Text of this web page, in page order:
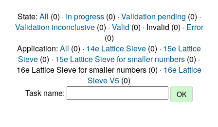
State: All (0) · In progress(0) · Validation pending (0) ·
Validation inconclusive(0) · Valid (0) · Invalid (0) · Error
(0)
Application: All (0) · 14e Lattice Sieve (0) · 15e Lattice
Sieve (0) · 15e Lattice Sieve for smaller numbers (0) ·
16e Lattice Sieve for smaller numbers (0) · 16e Lattice
Sieve V5 (0)
Task name: